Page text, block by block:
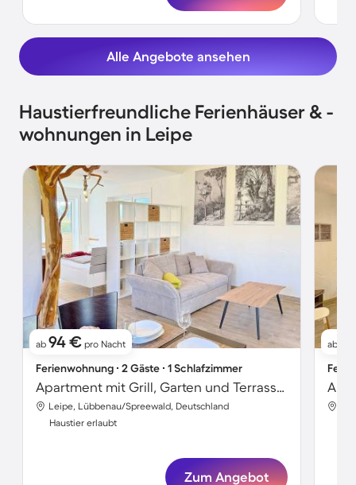
Alle Angebote ansehen
Haustierfreundliche Ferienhäuser & -
wohnungen in Leipe
ab 94 € pro Nacht
Ferienwohnung ∙ 2 Gäste ∙ 1 Schlafzimmer
Apartment mit Grill, Garten und Terrasse | Hunde erlaubt
Leipe, Lübbenau/Spreewald, Deutschland
Haustier erlaubt
Zum Angebot
ab